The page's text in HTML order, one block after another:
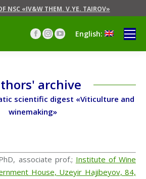
NSC «IV&W THEM. V.YE. TAIROV»
Facebook
page
new
window
Instagram
page
new
window
YouTube
page
new
window
English:
archive
scientific digest «Viticulture and
winemaking»
associate prof.; Institute of Wine
House, Uzeyir Hajibeyov, 84,